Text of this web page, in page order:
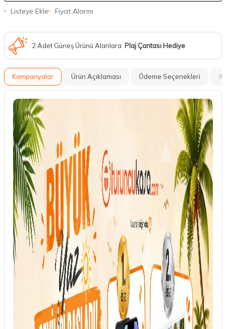
Listeye Ekle Fiyat Alarmı
2 Adet Güneş Ürünü Alanlara Plaj Çantası Hediye
Kampanyalar Ürün Açıklaması Ödeme Seçenekleri